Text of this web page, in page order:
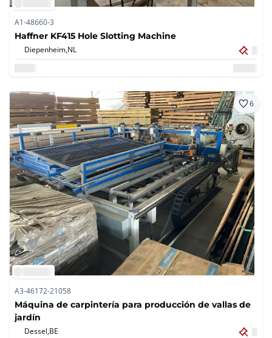
A1-48660-3
Haffner KF415 Hole Slotting Machine
Diepenheim,NL
6
A3-46172-21058
Máquina de carpintería para producción de vallas de
jardín
Dessel,BE